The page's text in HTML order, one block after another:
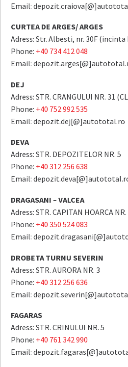
Email:
CURTEA DE ARGES/ ARGES
Adress: Str. Albesti, nr. 30F (incinta
Phone: +40 734 412 048
Email:
DEJ
Adress: STR. CRANGULUI NR. 31
Phone: +40 752 992 535
Email: depozit.dej[@]autototal.ro
DEVA
Adress: STR. DEPOZITELOR NR. 5
Phone: +40 312 256 638
Email:
DRAGASANI – VALCEA
Adress: STR. CAPITAN HOARCA NR.
Phone: +40 350 524 083
Email:
DROBETA TURNU SEVERIN
Adress: STR. AURORA NR. 3
Phone: +40 312 256 636
Email:
FAGARAS
Adress: STR. CRINULUI NR. 5
Phone: +40 761 342 990
Email: